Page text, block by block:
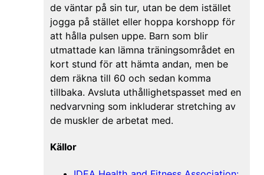
de väntar på sin tur, utan be dem istället
jogga på stället eller hoppa korshopp för
att hålla pulsen uppe. Barn som blir
utmattade kan lämna träningsområdet en
kort stund för att hämta andan, men be
dem räkna till 60 och sedan komma
tillbaka. Avsluta uthållighetspasset med en
nedvarvning som inkluderar stretching av
de muskler de arbetat med.
Källor